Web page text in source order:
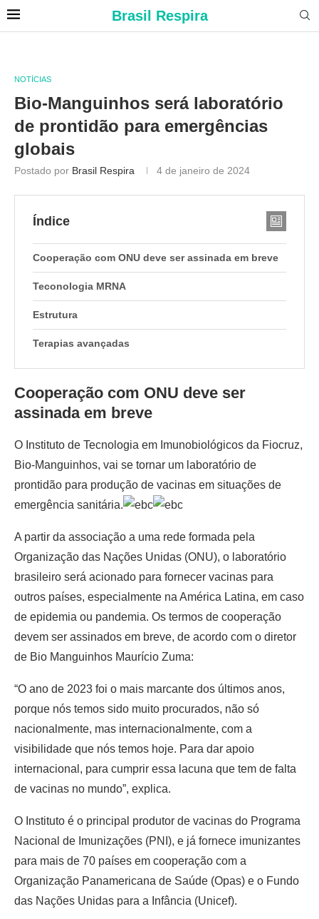
Brasil Respira
NOTÍCIAS
Bio-Manguinhos será laboratório
de prontidão para emergências
globais
Postado por Brasil Respira 4 de janeiro de 2024
Índice
Cooperação com ONU deve ser assinada em breve
Teconologia MRNA
Estrutura
Terapias avançadas
Cooperação com ONU deve ser
assinada em breve
O Instituto de Tecnologia em Imunobiológicos da Fiocruz,
Bio-Manguinhos, vai se tornar um laboratório de
prontidão para produção de vacinas em situações de
emergência sanitária.
A partir da associação a uma rede formada pela
Organização das Nações Unidas (ONU), o laboratório
brasileiro será acionado para fornecer vacinas para
outros países, especialmente na América Latina, em caso
de epidemia ou pandemia. Os termos de cooperação
devem ser assinados em breve, de acordo com o diretor
de Bio Manguinhos Maurício Zuma:
“O ano de 2023 foi o mais marcante dos últimos anos,
porque nós temos sido muito procurados, não só
nacionalmente, mas internacionalmente, com a
visibilidade que nós temos hoje. Para dar apoio
internacional, para cumprir essa lacuna que tem de falta
de vacinas no mundo”, explica.
O Instituto é o principal produtor de vacinas do Programa
Nacional de Imunizações (PNI), e já fornece imunizantes
para mais de 70 países em cooperação com a
Organização Panamericana de Saúde (Opas) e o Fundo
das Nações Unidas para a Infância (Unicef).